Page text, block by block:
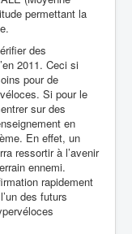
permettant la
des
2011. Ceci si
pour de
Si pour le
sur des
en
En effet, un
ressortir à l’avenir
ennemi.
rapidement
des futurs